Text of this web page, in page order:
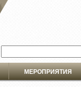
МЕРОПРИЯТИЯ